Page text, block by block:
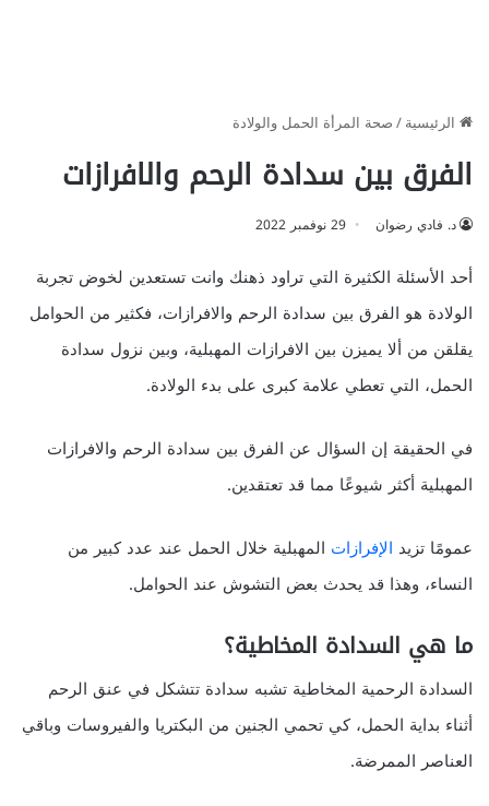
الرئيسية/صحة المرأة الحمل والولادة
الفرق بين سدادة الرحم والافرازات
د. فادي رضوان 29 نوفمبر 2022
أحد الأسئلة الكثيرة التي تراود ذهنك وانت تستعدين لخوض تجربة
الولادة هو الفرق بين سدادة الرحم والافرازات، فكثير من الحوامل
يقلقن من ألا يميزن بين الافرازات المهبلية، وبين نزول سدادة
الحمل، التي تعطي علامة كبرى على بدء الولادة.
في الحقيقة إن السؤال عن الفرق بين سدادة الرحم والافرازات
المهبلية أكثر شيوعًا مما قد تعتقدين.
عمومًا تزيد الإفرازات المهبلية خلال الحمل عند عدد كبير من
النساء، وهذا قد يحدث بعض التشوش عند الحوامل.
ما هي السدادة المخاطية؟
السدادة الرحمية المخاطية تشبه سدادة تتشكل في عنق الرحم
أثناء بداية الحمل، كي تحمي الجنين من البكتريا والفيروسات وباقي
العناصر الممرضة.